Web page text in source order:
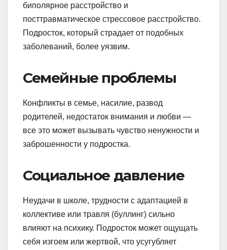
биполярное расстройство и
посттравматическое стрессовое расстройство.
Подросток, который страдает от подобных
заболеваний, более уязвим.
Семейные проблемы
Конфликты в семье, насилие, развод
родителей, недостаток внимания и любви —
все это может вызывать чувство ненужности и
заброшенности у подростка.
Социальное давление
Неудачи в школе, трудности с адаптацией в
коллективе или травля (буллинг) сильно
влияют на психику. Подросток может ощущать
себя изгоем или жертвой, что усугубляет